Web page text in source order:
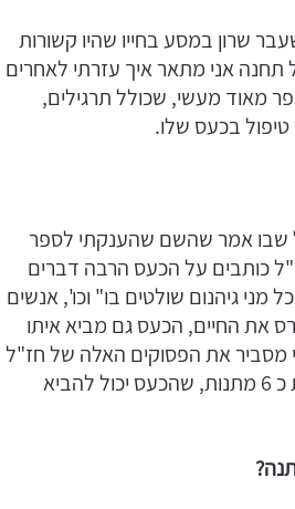
תחנות שעבר שרון במסע בחייו שהיו קשורות
תחנה אני מתאר איך עזרתי לאחרים
מאוד מעשי, שכולל תרגילים,
בכעס שלו.
שבו אמר שהשם שהענקתי לספר
כותבים על הכעס הרבה דברים
מני גיהנום שולטים בו" וכו', אנשים
את החיים, הכעס גם מביא איתו
מסביר את הפסוקים האלה של חז"ל
וגם מתייחס ל 6 התחנות כ 6 מתנות, שהכעס יכול להביא